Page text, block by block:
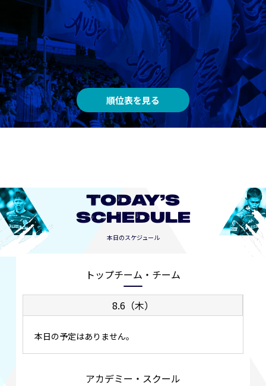
順位表を見る
TODAY’S
SCHEDULE
本日のスケジュール
トップチーム・チーム
8.6（木）
本日の予定はありません。
アカデミー・スクール